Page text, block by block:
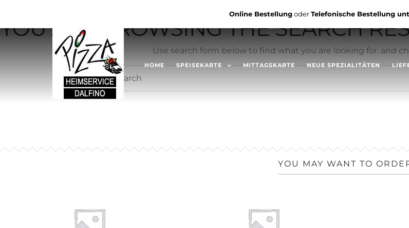
Online BestellungoderTelefonische Bestellung
HOME SPEISEKARTE MITTAGSKARTE NEUE SPEZIALITÄTEN
YOU ARE BROWSING THE SEARCH
Use search form below to find what you are looking for, and
YOU MAY WANT TO